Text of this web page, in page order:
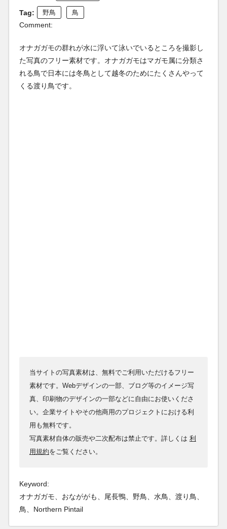
Tag: 野鳥 鳥
Comment:
オナガガモの群れが水に浮いて泳いでいるところを撮影し
た写真のフリー素材です。オナガガモはマガモ属に分類さ
れる鳥で日本には冬鳥として越冬のためにたくさんやって
くる渡り鳥です。
当サイトの写真素材は、無料でご利用いただけるフリー
素材です。Webデザインの一部、ブログ等のイメージ写
真、印刷物のデザインの一部などに自由にお使いくださ
い。企業サイトやその他商用のプロジェクトにおける利
用も無料です。
写真素材自体の販売や二次配布は禁止です。詳しくは 利
用規約をご覧ください。
Keyword:
オナガガモ、おなががも、尾長鴨、野鳥、水鳥、渡り鳥、
鳥、Northern Pintail